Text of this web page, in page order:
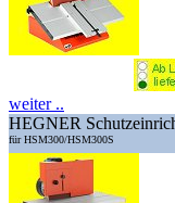
weiter ..
HEGNER
für HSM300/HSM300S